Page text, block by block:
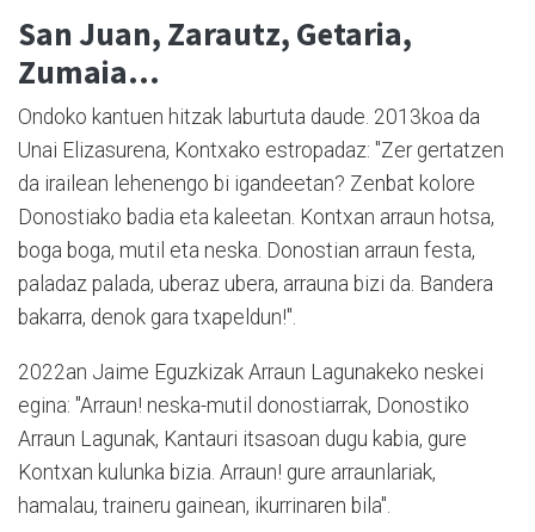
San Juan, Zarautz, Getaria,
Zumaia…
Ondoko kantuen hitzak laburtuta daude. 2013koa da
Unai Elizasurena, Kontxako estropadaz: "Zer gertatzen
da irailean lehenengo bi igandeetan? Zenbat kolore
Donostiako badia eta kaleetan. Kontxan arraun hotsa,
boga boga, mutil eta neska. Donostian arraun festa,
paladaz palada, uberaz ubera, arrauna bizi da. Bandera
bakarra, denok gara txapeldun!".
2022an Jaime Eguzkizak Arraun Lagunakeko neskei
egina: "Arraun! neska-mutil donostiarrak, Donostiko
Arraun Lagunak, Kantauri itsasoan dugu kabia, gure
Kontxan kulunka bizia. Arraun! gure arraunlariak,
hamalau, traineru gainean, ikurrinaren bila".